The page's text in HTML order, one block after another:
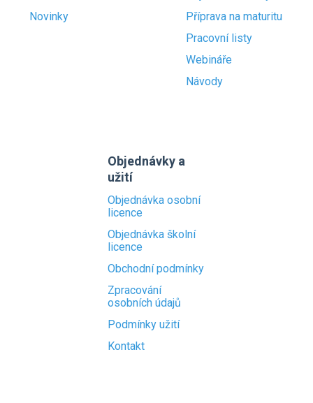
Novinky
Příprava na maturitu
Pracovní listy
Webináře
Návody
Objednávky a
užití
Objednávka osobní
licence
Objednávka školní
licence
Obchodní podmínky
Zpracování
osobních údajů
Podmínky užití
Kontakt